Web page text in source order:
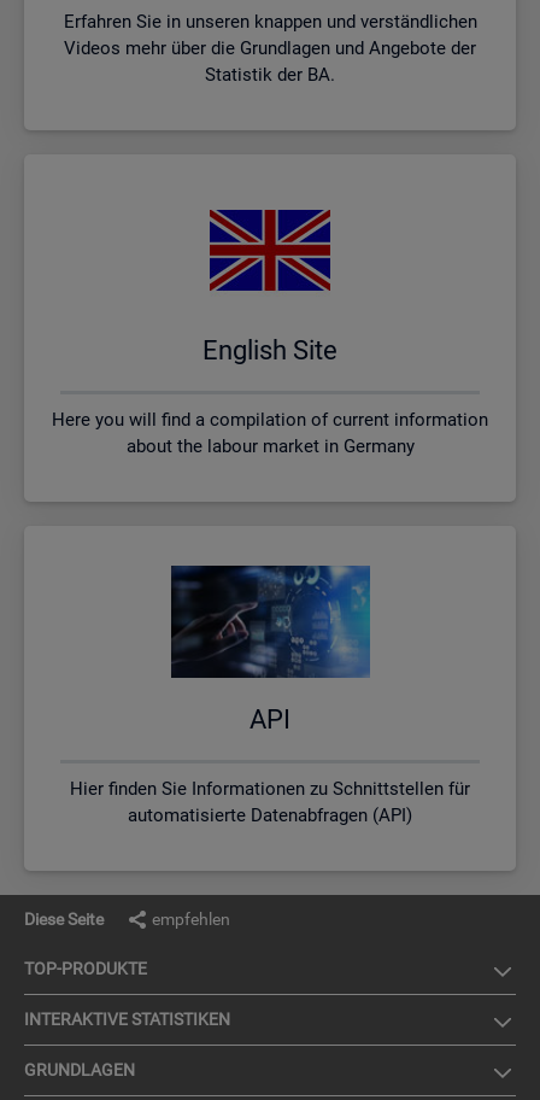
Erfahren Sie in unseren knappen und verständlichen
Videos mehr über die Grundlagen und Angebote der
Statistik der BA.
English Site
Here you will find a compilation of current information
about the labour market in Germany
API
Hier finden Sie Informationen zu Schnittstellen für
automatisierte Datenabfragen (API)
Diese Seite empfehlen
TOP-PRO­DUK­TE
IN­TER­AK­TI­VE STA­TIS­TI­KEN
GRUND­LA­GEN